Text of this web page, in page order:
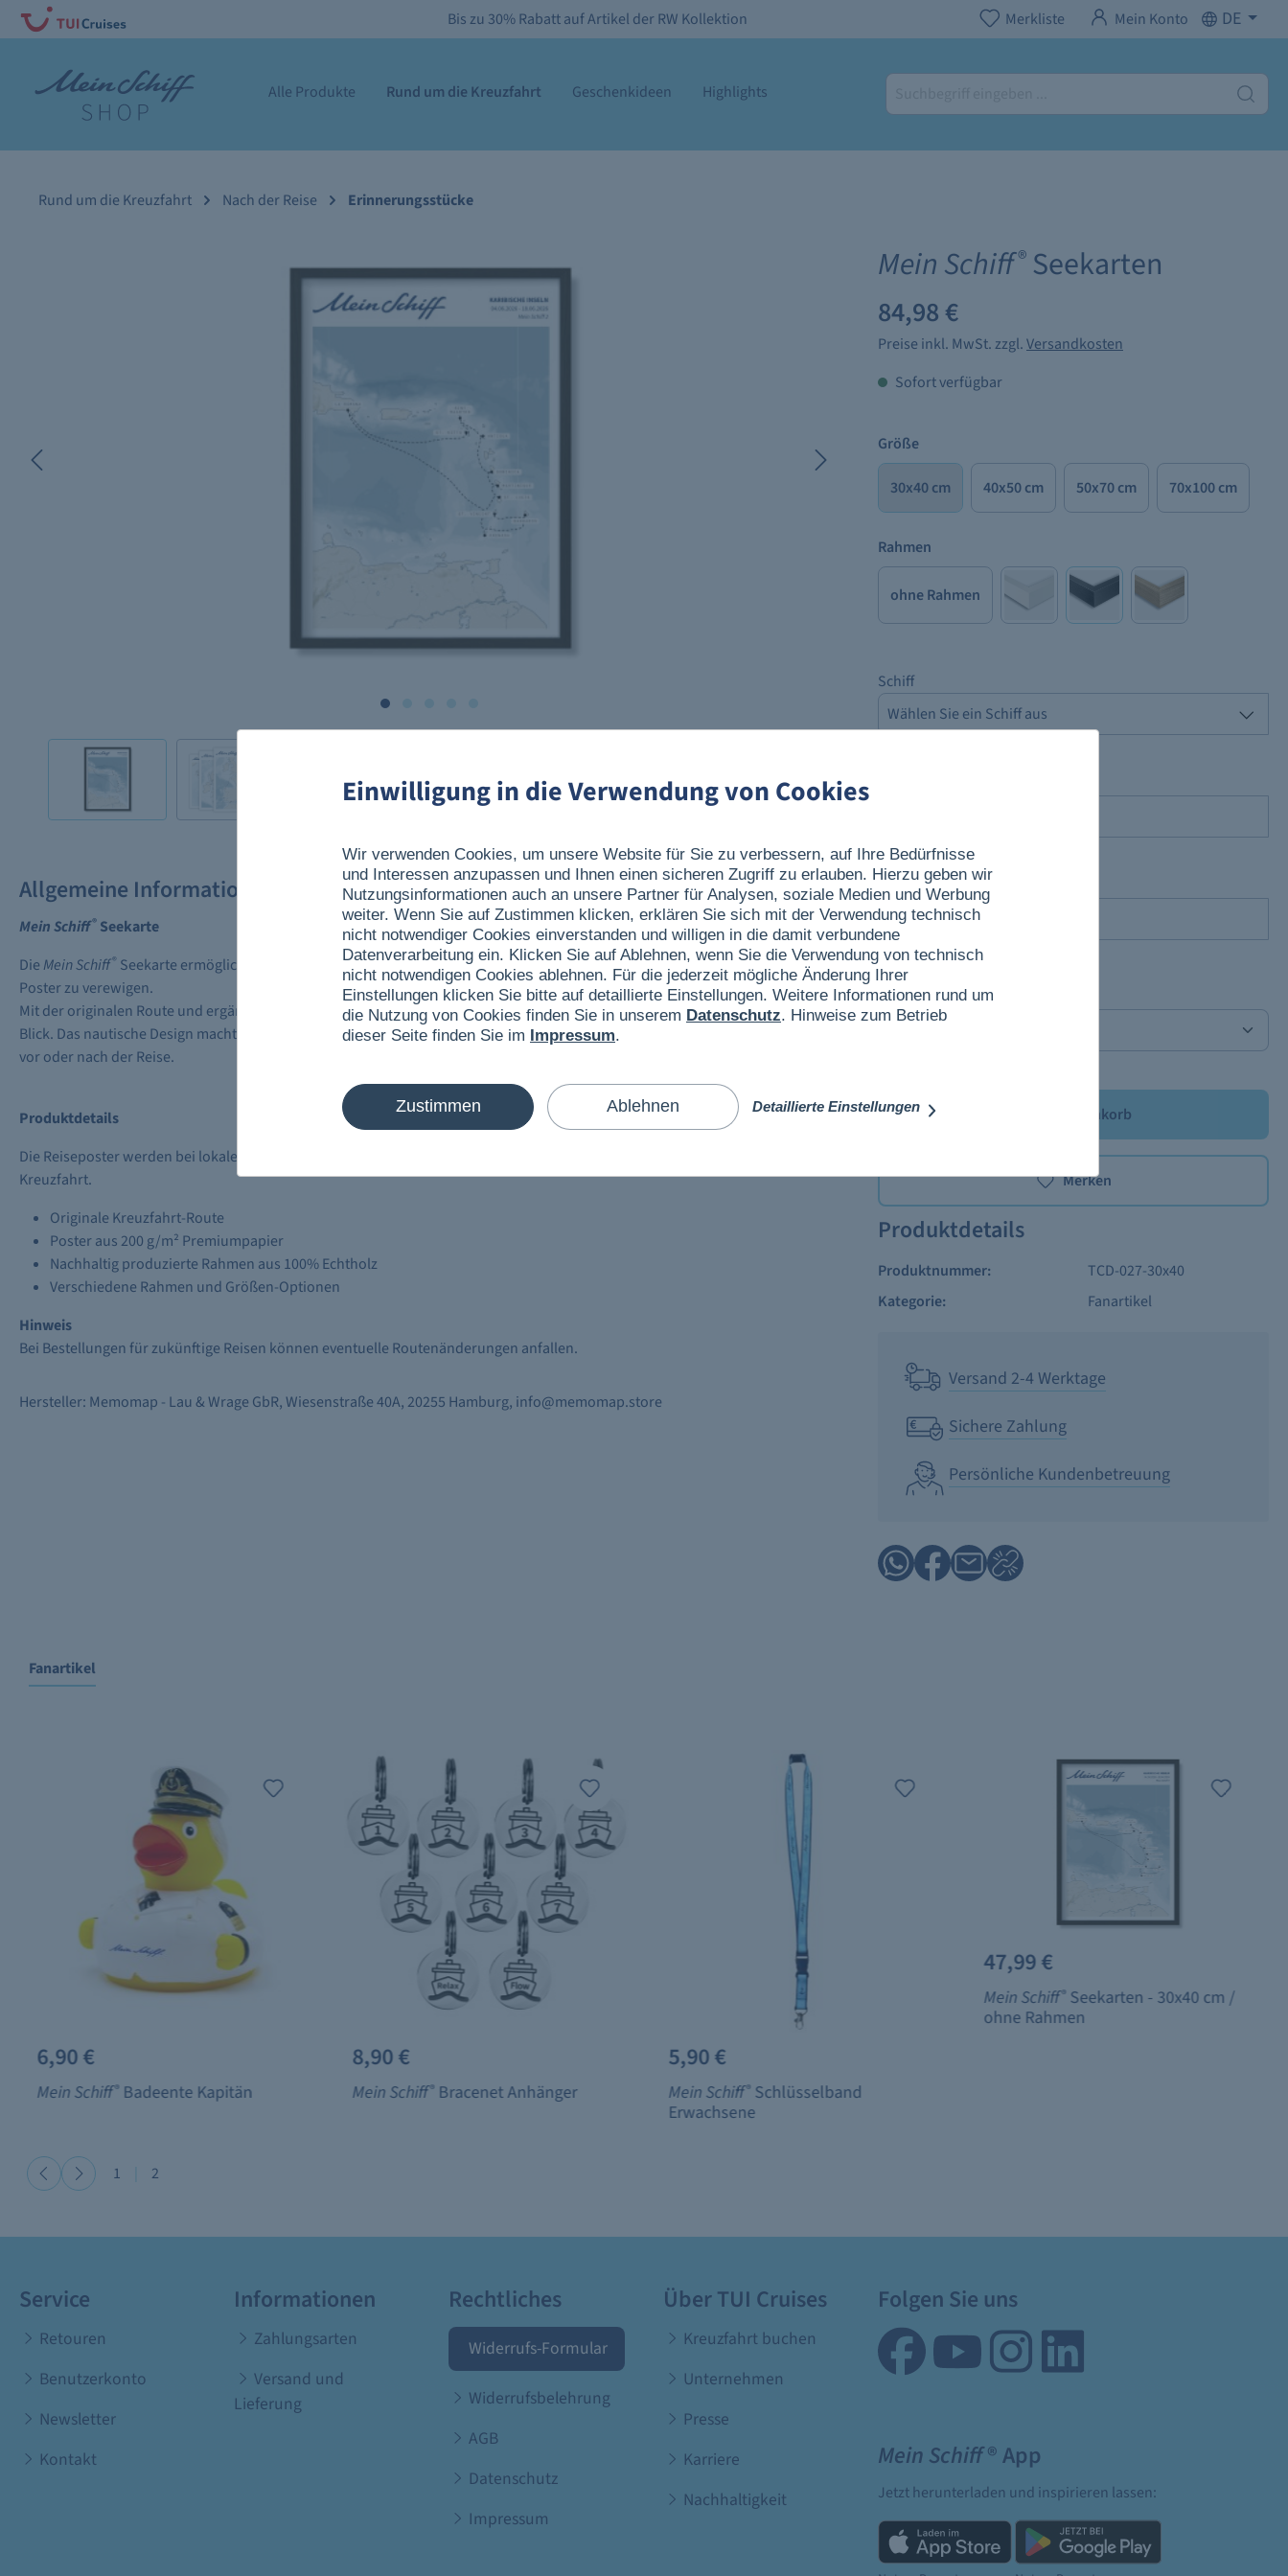
Bis zu 30% Rabatt auf Artikel der RW Kollektion Merkliste Mein Konto DE
Alle Produkte Rund um die Kreuzfahrt Geschenkideen Highlights
Rund um die Kreuzfahrt Nach der Reise Erinnerungsstücke
Allgemeine Informationen
Mein Schiff® Seekarte
Die Mein Schiff® Seekarte ermöglicht es, Reiseerinnerungen wieder greifbar zu machen und die persönliche Kreuzfahrt als
Poster zu verewigen.
Mit der originalen Route und ergänzenden Informationen zum Schiff und dem Zeitraum, hat man die gesamte Reise auf einen
Blick. Das nautische Design macht die Seekarte dabei zu einem stilvollen Einrichtungselement und einem originellen Geschenk
vor oder nach der Reise.
Produktdetails
Die Reiseposter werden bei lokalen Druckunternehmen produziert und entsprechen dem originalen Reiseverlauf der
Kreuzfahrt.
Originale Kreuzfahrt-Route
Poster aus 200 g/m² Premiumpapier
Nachhaltig produzierte Rahmen aus 100% Echtholz
Verschiedene Rahmen und Größen-Optionen
Hinweis
Bei Bestellungen für zukünftige Reisen können eventuelle Routenänderungen anfallen.
Hersteller: Memomap - Lau & Wrage GbR, Wiesenstraße 40A, 20255 Hamburg, info@memomap.store
Mein Schiff® Seekarten
84,98 €
Preise inkl. MwSt. zzgl.Versandkosten
Sofort verfügbar
Größe
30x40 cm 40x50 cm 50x70 cm 70x100 cm
Rahmen
ohne Rahmen
Schiff
Das Feld ist ein Pflichtfeld.
Ende der Reise
Das Feld ist ein Pflichtfeld.
Anzahl
In den Warenkorb
Merken
Produktdetails
Produktnummer:
TCD-027-30x40
Kategorie:
Fanartikel
Versand 2-4 Werktage
Sichere Zahlung
Persönliche Kundenbetreuung
Fanartikel
6,90 €
Mein Schiff® Badeente Kapitän
8,90 €
Mein Schiff® Bracenet Anhänger
5,90 €
Mein Schiff® Schlüsselband
Erwachsene
47,99 €
Mein Schiff® Seekarten - 30x40 cm /
ohne Rahmen
1 2
Service
Retouren
Benutzerkonto
Newsletter
Kontakt
Informationen
Zahlungsarten
Versand und
Lieferung
Rechtliches
Widerrufs-Formular
Widerrufsbelehrung
AGB
Datenschutz
Impressum
Über TUI Cruises
Kreuzfahrt buchen
Unternehmen
Presse
Karriere
Nachhaltigkeit
Folgen Sie uns
Mein Schiff® App
Jetzt herunterladen und inspirieren lassen:
Einwilligung in die Verwendung von Cookies
Wir verwenden Cookies, um unsere Website für Sie zu verbessern, auf Ihre Bedürfnisse
und Interessen anzupassen und Ihnen einen sicheren Zugriff zu erlauben. Hierzu geben wir
Nutzungsinformationen auch an unsere Partner für Analysen, soziale Medien und Werbung
weiter. Wenn Sie auf Zustimmen klicken, erklären Sie sich mit der Verwendung technisch
nicht notwendiger Cookies einverstanden und willigen in die damit verbundene
Datenverarbeitung ein. Klicken Sie auf Ablehnen, wenn Sie die Verwendung von technisch
nicht notwendigen Cookies ablehnen. Für die jederzeit mögliche Änderung Ihrer
Einstellungen klicken Sie bitte auf detaillierte Einstellungen. Weitere Informationen rund um
die Nutzung von Cookies finden Sie in unserem Datenschutz. Hinweise zum Betrieb
dieser Seite finden Sie im Impressum.
Zustimmen Ablehnen Detaillierte Einstellungen